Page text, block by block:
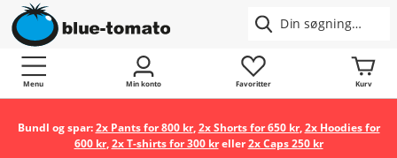
Menu Min konto Favoritter Kurv
Bundl og spar:2x Pants for 800 kr,2x Shorts for 650 kr,2x Hoodies for
600 kr,2x T-shirts for 300 kreller2x Caps 250 kr